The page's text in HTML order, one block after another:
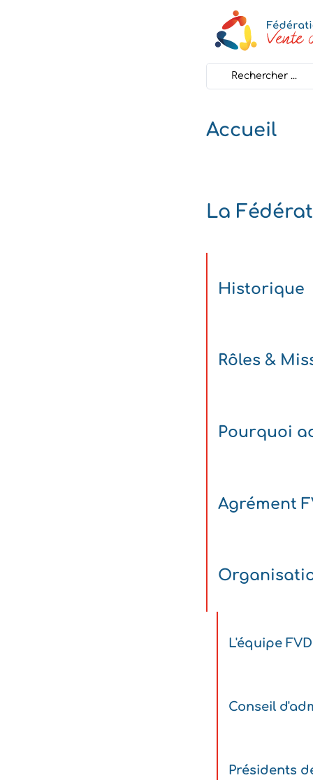
Search
...
Accueil
La
Historique
Rôles &
Pourquoi
Agrément
L'équipe FVD
Conseil
Présidents